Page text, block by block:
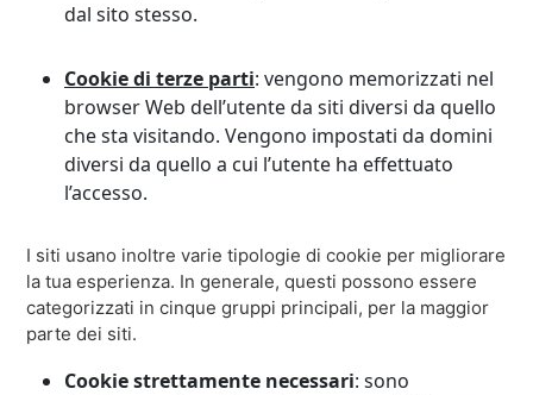
dal sito stesso.
Cookie di terze parti: vengono memorizzati nel
browser Web dell’utente da siti diversi da quello
che sta visitando. Vengono impostati da domini
diversi da quello a cui l’utente ha effettuato
l’accesso.
I siti usano inoltre varie tipologie di cookie per migliorare
la tua esperienza. In generale, questi possono essere
categorizzati in cinque gruppi principali, per la maggior
parte dei siti.
Cookie strettamente necessari: sono